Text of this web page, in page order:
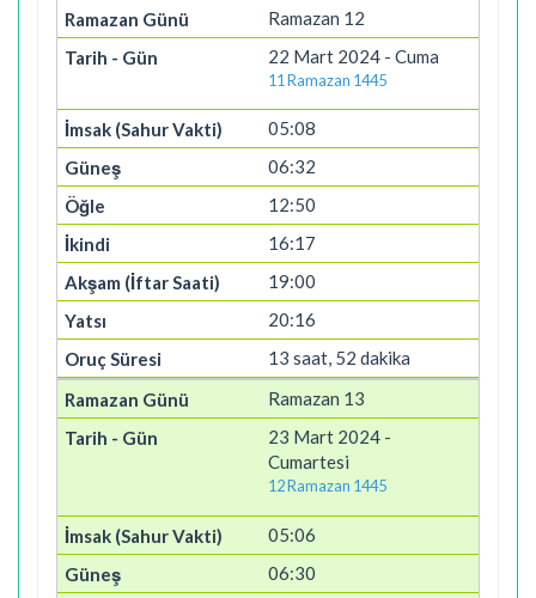
Ramazan 12
22 Mart 2024 - Cuma
11 Ramazan 1445
05:08
06:32
12:50
16:17
19:00
20:16
13 saat, 52 dakika
Ramazan 13
23 Mart 2024 -
Cumartesi
12 Ramazan 1445
05:06
06:30